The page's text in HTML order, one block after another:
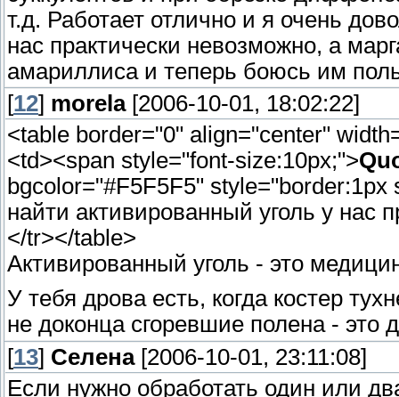
т.д. Работает отлично и я очень
нас практически невозможно, а
амариллиса и теперь боюсь им
[12] morela[2006-10-01, 18:02:22]
<table border="0" align="center"
<td><span style="font-size:10px;">
bgcolor="#F5F5F5" style="border:1px
найти активированный уголь у нас
</tr></table>
Активированный уголь - это
У тебя дрова есть, когда костер
не доконца сгоревшие полена - это
[13] Селена[2006-10-01, 23:11:08]
Если нужно обработать один или